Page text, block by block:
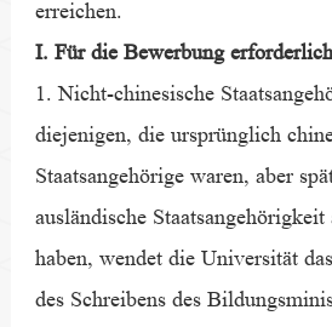
erreichen.
I. Für die Bewerbung
1. Nicht-chinesische
diejenigen, die ursprünglich
Staatsangehörige waren, aber
ausländische Staatsangehörigkeit
haben, wendet die Universität
des Schreibens des